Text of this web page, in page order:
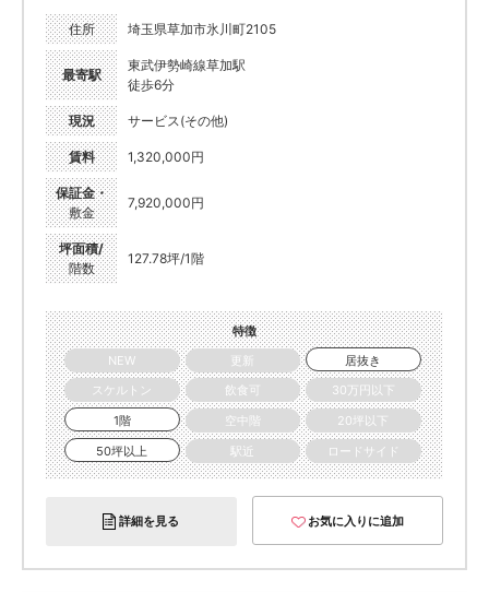
住所 埼玉県草加市氷川町2105
最寄駅
東武伊勢崎線草加駅
徒歩6分
現況 サービス(その他)
賃料 1,320,000円
保証金・
敷金
7,920,000円
坪面積/
階数
127.78坪/1階
特徴
NEW
更新
居抜き
スケルトン
飲食可
30万円以下
1階
空中階
20坪以下
50坪以上
駅近 ロードサイド
詳細を見る お気に入りに追加